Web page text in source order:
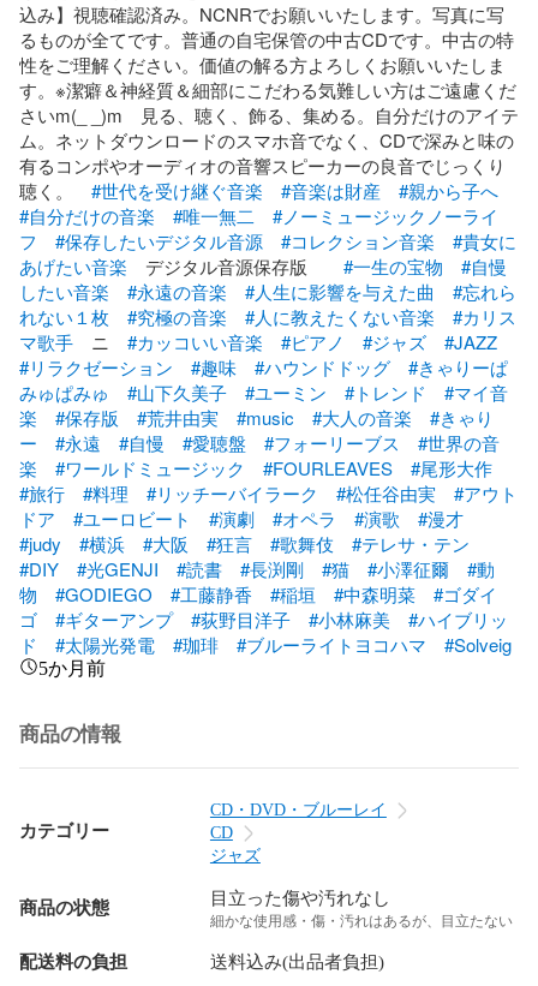
込み】視聴確認済み。NCNRでお願いいたします。写真に写
るものが全てです。普通の自宅保管の中古CDです。中古の特
性をご理解ください。価値の解る方よろしくお願いいたしま
す。※潔癖＆神経質＆細部にこだわる気難しい方はご遠慮くだ
さいm(_ _)m　見る、聴く、飾る、集める。自分だけのアイテ
ム。ネットダウンロードのスマホ音でなく、CDで深みと味の
有るコンポやオーディオの音響スピーカーの良音でじっくり
聴く。 #世代を受け継ぐ音楽 #音楽は財産
#親から子へ
#自分だけの音楽
#唯一無二
#ノーミュージックノーライ
フ
#保存したいデジタル音源 #コレクション音楽
#貴女に
あげたい音楽 デジタル音源保存版 #一生の宝物
#自慢
したい音楽
#永遠の音楽 #人生に影響を与えた曲
#忘れら
れない１枚
#究極の音楽 #人に教えたくない音楽
#カリス
マ歌手 ニ #カッコいい音楽 #ピアノ #ジャズ
#JAZZ
#リラクゼーション
#趣味 #ハウンドドッグ
#きゃりーぱ
みゅぱみゅ
#山下久美子 #ユーミン #トレンド
#マイ音
楽
#保存版 #荒井由実 #music #大人の音楽
#きゃり
ー
#永遠 #自慢 #愛聴盤 #フォーリーブス
#世界の音
楽
#ワールドミュージック #FOURLEAVES
#尾形大作
#旅行
#料理 #リッチーバイラーク #松任谷由実
#アウト
ドア
#ユーロビート #演劇 #オペラ #演歌
#漫才
#judy
#横浜 #大阪 #狂言 #歌舞伎
#テレサ・テン
#DIY
#光GENJI #読書 #長渕剛 #猫 #小澤征爾
#動
物
#GODIEGO #工藤静香 #稲垣 #中森明菜
#ゴダイ
ゴ
#ギターアンプ #荻野目洋子 #小林麻美
#ハイブリッ
ド
#太陽光発電 #珈琲 #ブルーライトヨコハマ #Solveig
5か月前
商品の情報
カテゴリー
CD・DVD・ブルーレイ
CD
ジャズ
商品の状態 目立った傷や汚れなし
細かな使用感・傷・汚れはあるが、目立たない
配送料の負担 送料込み(出品者負担)